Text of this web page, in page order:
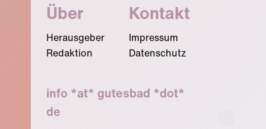
Über
Herausgeber
Redaktion
Kontakt
Impressum
Datenschutz
info *at* gutesbad *dot*
de